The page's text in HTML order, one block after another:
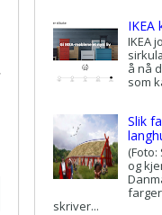
IKEA
IKEA
å nå
som
Slik
og
skriver...